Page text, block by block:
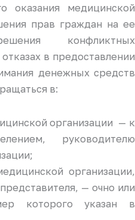
оказания медицинской
прав граждан на ее
конфликтных
в предоставлении
денежных средств
в:
организации — к
руководителю
организации,
— очно или
которого указан в